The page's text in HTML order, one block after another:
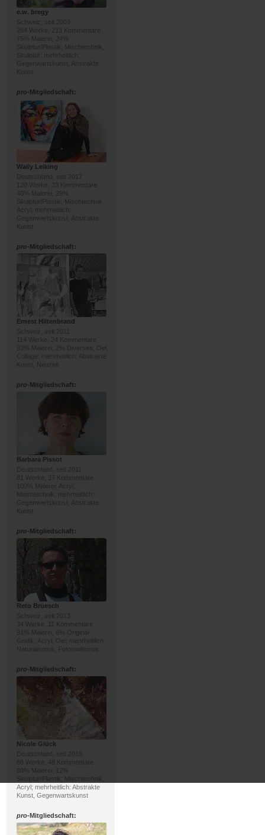
e.w. bregy
Schweiz, seit 2009
264 Werke, 213 Kommentare
75% Malerei, 24%
Skulptur/Plastik; Mischtechnik,
Skulptur; mehrheitlich:
Gegenwartskunst, Abstrakte
Kunst
pro-Mitgliedschaft:
Wally Leiking
Deutschland, seit 2017
120 Werke, 33 Kommentare
40% Malerei, 29%
Skulptur/Plastik; Mischtechnik,
Acryl; mehrheitlich:
Gegenwartskunst, Abstrakte
Kunst
pro-Mitgliedschaft:
Ernest Hiltenbrand
Schweiz, seit 2011
114 Werke, 24 Kommentare
93% Malerei, 2% Diverses; Oel,
Collage; mehrheitlich: Abstrakte
Kunst, Neuzeit
pro-Mitgliedschaft:
Barbara Pissot
Deutschland, seit 2011
81 Werke, 37 Kommentare
100% Malerei; Acryl,
Mischtechnik; mehrheitlich:
Gegenwartskunst, Abstrakte
Kunst
pro-Mitgliedschaft:
Reto Brüesch
Schweiz, seit 2013
34 Werke, 11 Kommentare
91% Malerei, 6% Original-
Grafik; Acryl, Oel; mehrheitlich:
Naturalismus, Fotorealismus
pro-Mitgliedschaft:
Nicole Glück
Deutschland, seit 2018
68 Werke, 48 Kommentare
88% Malerei, 12%
Skulptur/Plastik; Mischtechnik,
Acryl; mehrheitlich: Abstrakte
Kunst, Gegenwartskunst
pro-Mitgliedschaft: